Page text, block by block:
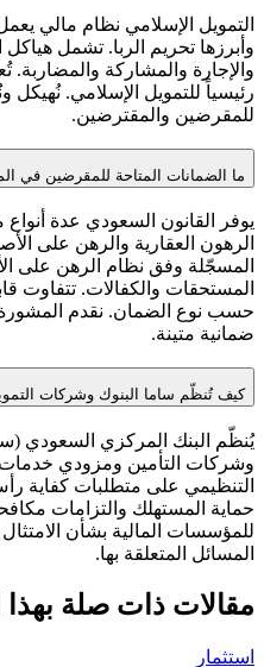
التمويل الإسلامي نظام مالي
وأبرزها تحريم الربا. تشمل هياكل
والإجارة والمشاركة والمضاربة.
رئيسياً للتمويل الإسلامي. نُهيكل
للمقرضين والمقترضين.
ما الضمانات المتاحة للمقرضين في
يوفر القانون السعودي عدة
الرهون العقارية والرهن على
المسجّلة وفق نظام الرهن على
المستحقات والكفالات. تتفاوت
حسب نوع الضمان. نقدم
ضمانية متينة.
كيف تُنظّم ساما البنوك وشركات
يُنظّم البنك المركزي السعودي
وشركات التأمين ومزودي
التنظيمي على متطلبات كفاية
حماية المستهلك والتزامات
للمؤسسات المالية بشأن
المسائل المتعلقة بها.
مقالات ذات صلة بهذا
استثمار